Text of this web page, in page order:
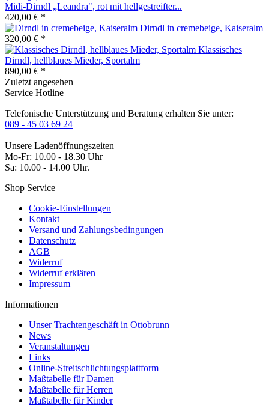
Midi-Dirndl „Leandra", rot mit hellgestreifter...
420,00 € *
Dirndl in cremebeige, Kaiseralm
320,00 € *
Klassisches
Dirndl, hellblaues Mieder, Sportalm
890,00 € *
Zuletzt angesehen
Service Hotline
Telefonische Unterstützung und Beratung erhalten Sie unter:
089 - 45 03 69 24
Unsere Ladenöffnungszeiten
Mo-Fr: 10.00 - 18.30 Uhr
Sa: 10.00 - 14.00 Uhr.
Shop Service
Cookie-Einstellungen
Kontakt
Versand und Zahlungsbedingungen
Datenschutz
AGB
Widerruf
Widerruf erklären
Impressum
Informationen
Unser Trachtengeschäft in Ottobrunn
News
Veranstaltungen
Links
Online-Streitschlichtungsplattform
Maßtabelle für Damen
Maßtabelle für Herren
Maßtabelle für Kinder